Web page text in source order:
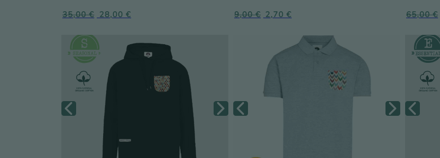
35,00€ 28,00 € 9,00€ 2,70 € 65,00€